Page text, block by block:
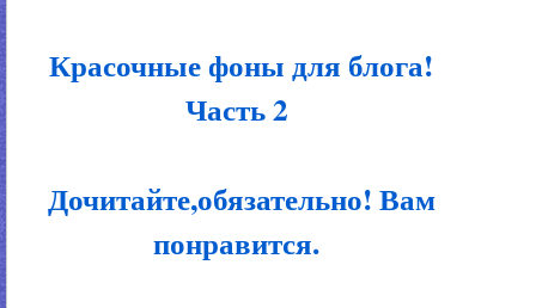
Красочные фоны для блога!
Часть 2
Дочитайте,обязательно! Вам
понравится.